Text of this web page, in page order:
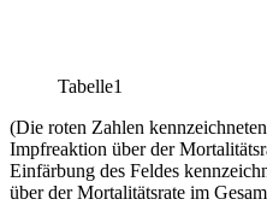
Tabelle1
(Die roten Zahlen
Impfreaktion über der
Einfärbung des Feldes
über der Mortalitätsrate im